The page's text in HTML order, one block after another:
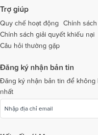
Dịch vụ cưới tại Thừa Thiên -
Dịch vụ cưới tại An Giang
Dịch vụ cưới tại Tuyên Quang
Dịch vụ cưới tại Bà Rịa - Vũng
Dịch vụ cưới tại Bắc Kạn
Trợ giúp
Quy chế hoạt động
Chính
Chính sách giải quyết khiếu nại
Câu hỏi thường gặp
Đăng ký nhận bản tin
Đăng ký nhận bản tin để
nhất